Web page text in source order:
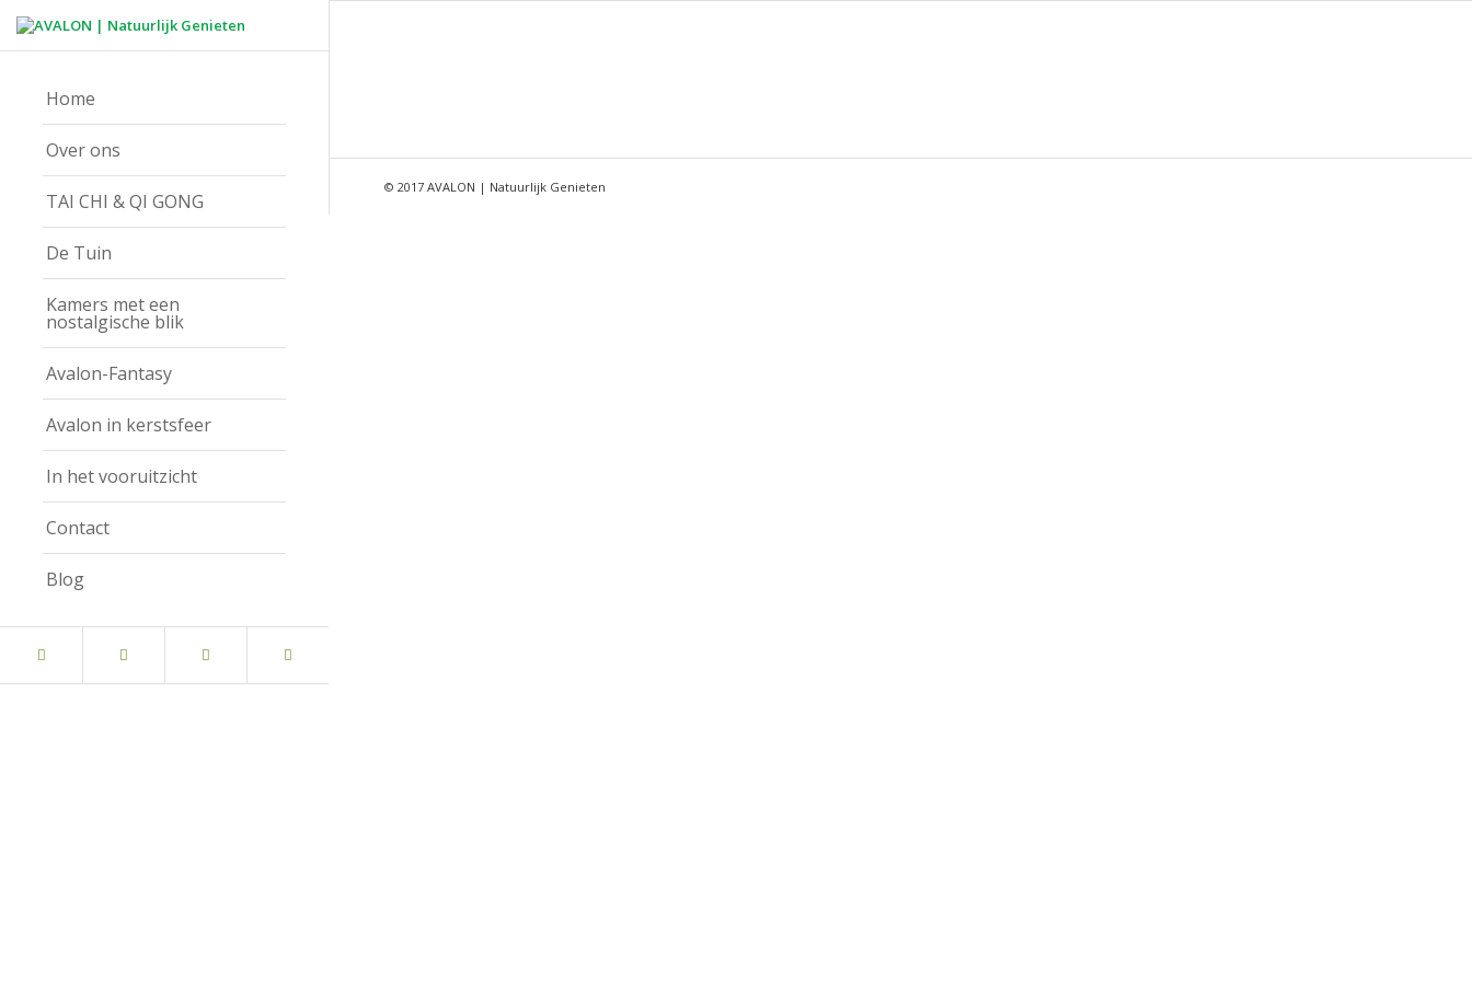
Home
Over ons
TAI CHI & QI GONG
De Tuin
Kamers met een
nostalgische blik
Avalon-Fantasy
Avalon in kerstsfeer
In het vooruitzicht
Contact
Blog
© 2017 AVALON | Natuurlijk Genieten